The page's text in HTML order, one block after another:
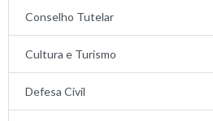
Conselho Tutelar
Cultura e Turismo
Defesa Civil